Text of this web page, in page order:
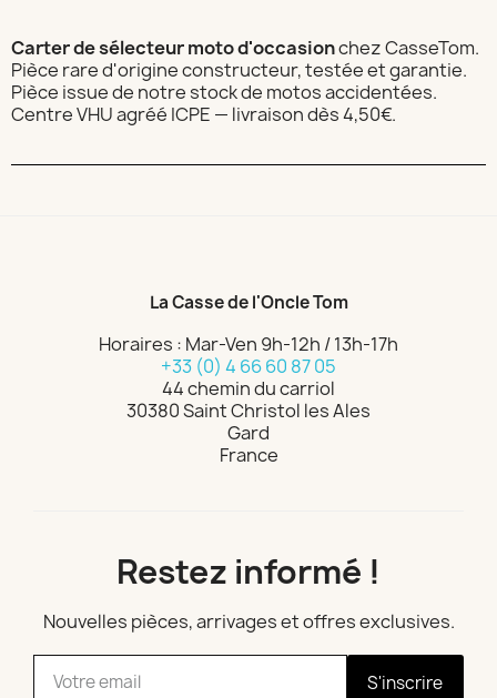
Carter de sélecteur moto d'occasionchez CasseTom.
Pièce rare d'origine constructeur, testée et garantie.
Pièce issue de notre stock de motos accidentées.
Centre VHU agréé ICPE — livraison dès 4,50€.
La Casse de l'Oncle Tom
Horaires : Mar-Ven 9h-12h / 13h-17h
+33 (0) 4 66 60 87 05
44 chemin du carriol
30380 Saint Christol les Ales
Gard
France
Restez informé !
Nouvelles pièces, arrivages et offres exclusives.
S'inscrire